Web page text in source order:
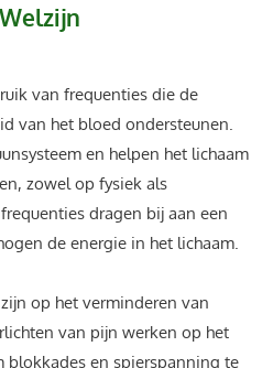
van frequenties die de
van het bloed ondersteunen.
en helpen het lichaam
zowel op fysiek als
dragen bij aan een
de energie in het lichaam.
op het verminderen van
van pijn werken op het
blokkades en spierspanning te